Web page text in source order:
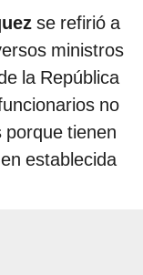
se refirió a
ministros
la República
no
porque tienen
establecida